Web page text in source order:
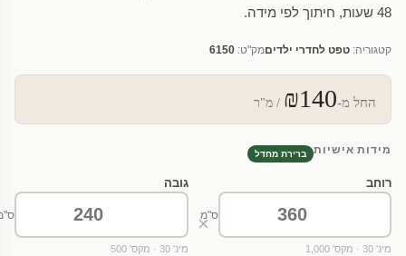
48 שעות, חיתוך לפי מידה.
קטגוריה: טפט לחדרי ילדיםמק"ט: 6150
החל מ-₪140 / מ"ר
מידות אישיות ברירת מחדל
רוחב
ס"מ
מינ' 30 · מקס' 1,000
×
גובה
מינ' 30 · מקס' 500